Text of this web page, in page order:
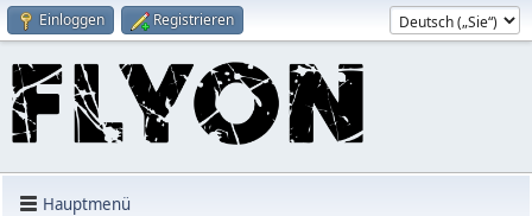
Einloggen Registrieren
Hauptmenü